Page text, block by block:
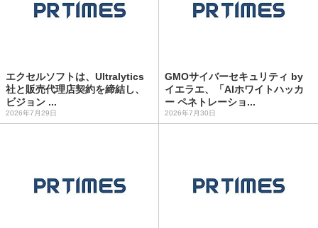
エクセルソフトは、Ultralytics
社と販売代理店契約を締結し、
ビジョン ...
2026年7月29日
GMOサイバーセキュリティ by
イエラエ、「AIホワイトハッカ
ー ペネトレーショ...
2026年7月30日